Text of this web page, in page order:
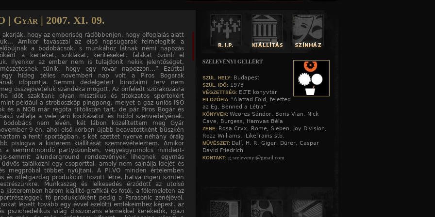
| Gyár | 2007. XI. 09.
akarják, hogy az emberiség rádöbbenjen, hogy elfoglalás alatt
Amikor tavasszal az első napsugarak felmelegítik a
a bodobácsok, s munkához látnak némi napozás
a kerteket, sziklákat, kerítéseket, falakat özönli el
Ilyenkor az ember nem is tulajdonít nekik jelentőséget,
tűnik, hogy egy rovar napozzon…” Ezúttal
egy hideg télies novemberi nap volt a Piros Bogarak
időpontja. Semmi dédelgetett birodalmi terv nem
összejövetelük szándéka mögött. Az önfeledt szórakozásra
időt szakítani; olyan misztikus és titokzatos sportokért
például a stroboszkóp-pingpong, melyet a gaz uniós ISO
és a NOB már régóta tiltólistán tart, de pár Piros Bogár és
vállalja a vele járó kockázatot és hódol szenvedélyének.
bodobács nem lévén, két lábon közelítettem meg Gyár
9-én, ahol első körben újabb beavatottként büszkén
a fenti sportágban, s két szettet nyerve néhány óráig
pislogva a kisterem kiállítását szemrevételeztem. Amikor
a semmitmondó partyözönben, vegyesgyümölcs mindent-
semmit álunderground rendezvények lihegnek egymás
üdvös találkozni egy csoporttal, amely nem sajnálja idejét és
megpróbál többet nyújtani. A PI.VO minden értelemben
és ötletgazdag produkciót hozott létre, hatva ingeri szinten
Munkaszag és lelkesedés érződött az utolsó
kisteremben három kiállító grafikái és fotói, a félemeleten az
fő produkcióként pedig a Parasonic zenéjével.
lépett tovább egy évvel ezelőtti emlékeimhez képest, az
pszichedelikus világ disszonáns elemekkel kerekedik, igazi
SZELEVÉNYI GELLÉRT
SZÜL. HELY: Budapest
SZÜL. IDŐ: 1973
VÉGZETTSÉG: ELTE könyvtár
FILOZÓFIA: "Alattad Föld, feletted
az Ég, Benned a Létra"
KÖNYVEK: Weöres Sándor, Boris Vian, Nick
Cave, Burgess, Hamvas Béla
ZENE: Rosa Crvx, Rome, Sieben, Joy Division,
Rozz Williams, iLikeTrains stb.
MŰVÉSZET: Dalí, H. R. Giger, Dürer, Caspar
David Friedrich
KONTAKT: g.szelevenyi@gmail.com